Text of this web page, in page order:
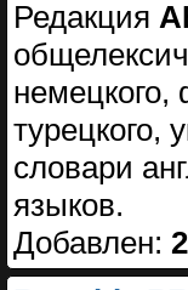
Редакция
немецкого,
турецкого,
словари
языков.
Добавлен: